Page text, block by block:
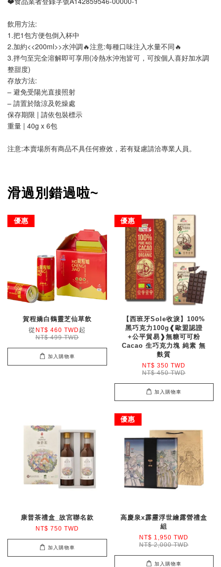
飲用方法:
1.把1包方便包倒入杯中
2.加約<<200ml>>水沖調🔥注意:每種口味注入水量不同🔥
3.拌勻至完全溶解即可享用(冷熱水沖泡皆可，可按個人喜好加水調
整甜度)
存放方法:
– 避免受陽光直接照射
– 請置於陰涼及乾燥處
保存期限 | 請依包裝標示
重量 | 40g x 6包
注意:本賣場所有商品不具任何療效，若有疑慮請洽專業人員。
滑過別錯過啦~
優惠
賀程嬌白鶴靈芝仙草飲
從 NT$ 460 TWD 起
NT$ 499 TWD
加入購物車
優惠
【西班牙Sole收淚】100%
黑巧克力100g❰歐盟認證
+公平貿易❱無糖可可粉
Cacao 生巧克力塊 純素 無
麩質
NT$ 350 TWD
NT$ 450 TWD
加入購物車
康普茶禮盒_故宮聯名款
NT$ 750 TWD
加入購物車
優惠
高慶泉x霹靂浮世繪露營禮盒
組
NT$ 1,950 TWD
NT$ 2,000 TWD
加入購物車